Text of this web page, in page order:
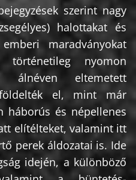
szerint nagy
halottakat és
maradványokat
nyomon
álnéven eltemetett
el, mint már
háborús és népellenes
elítélteket, valamint itt
perek áldozatai is. Ide
idején, a különböző